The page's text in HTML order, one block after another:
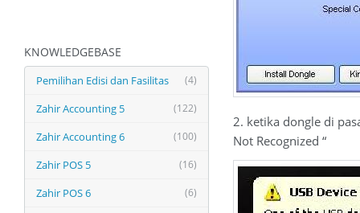
KNOWLEDGEBASE
(4)
Pemilihan Edisi dan Fasilitas
(122)
Zahir Accounting 5
(100)
Zahir Accounting 6
(16)
Zahir POS 5
(6)
Zahir POS 6
2. ketika dongle di
Not Recognized “